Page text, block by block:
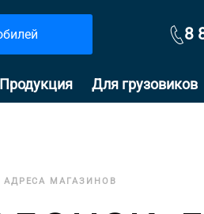
8
Продукция Для грузовиков
АДРЕСА МАГАЗИНОВ